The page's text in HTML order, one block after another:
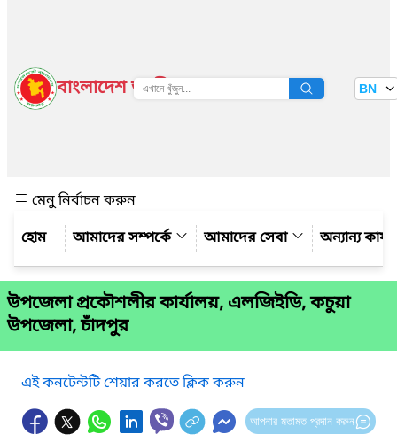
বাংলাদেশ জাতীয় তথ্য বাতায়ন BN
মেনু নির্বাচন করুন
আমাদের সম্পর্কে
আমাদের সেবা অন্যান্য
উপজেলা প্রকৌশলীর কার্যালয়, এলজিইডি, কচুয়া
উপজেলা, চাঁদপুর
এই কনটেন্টটি শেয়ার করতে ক্লিক করুন
আপনার মতামত প্রদান করুন